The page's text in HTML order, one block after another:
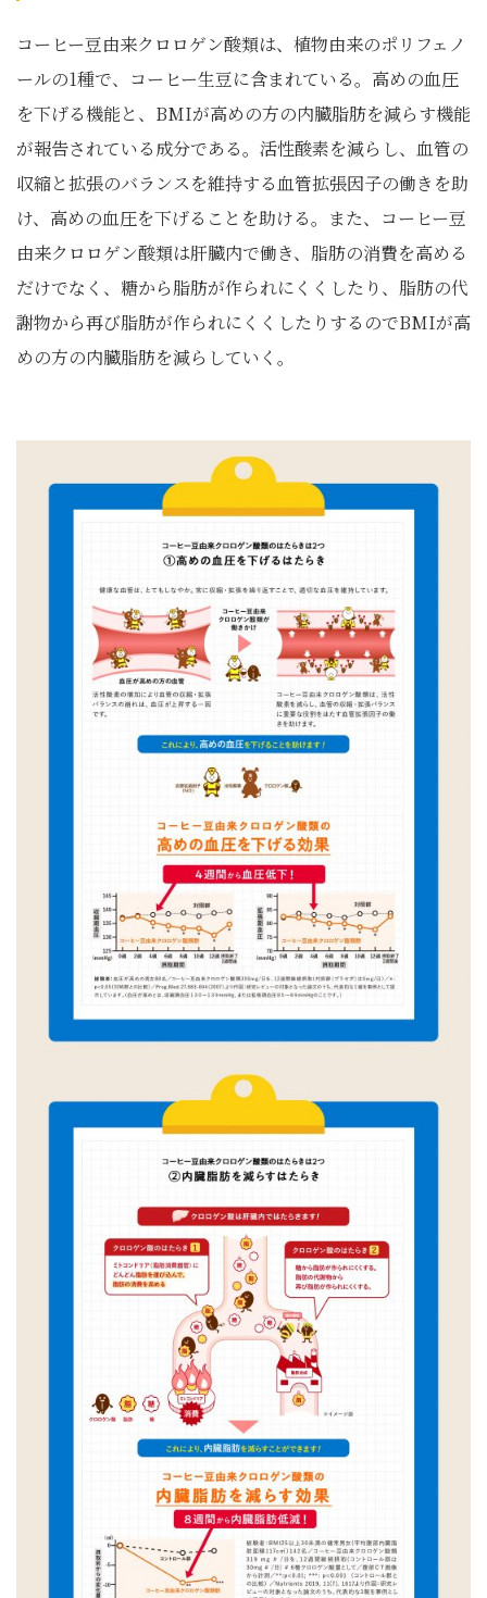
コーヒー豆由来クロロゲン酸類は、植物由来のポリフェノ
ールの1種で、コーヒー生豆に含まれている。高めの血圧
を下げる機能と、BMIが高めの方の内臓脂肪を減らす機能
が報告されている成分である。活性酸素を減らし、血管の
収縮と拡張のバランスを維持する血管拡張因子の働きを助
け、高めの血圧を下げることを助ける。また、コーヒー豆
由来クロロゲン酸類は肝臓内で働き、脂肪の消費を高める
だけでなく、糖から脂肪が作られにくくしたり、脂肪の代
謝物から再び脂肪が作られにくくしたりするのでBMIが高
めの方の内臓脂肪を減らしていく。